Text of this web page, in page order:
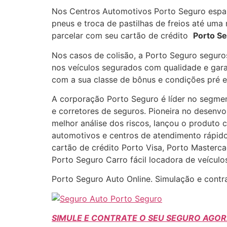
Nos Centros Automotivos Porto Seguro
pneus e troca de pastilhas de freios até
parcelar com seu cartão de crédito Porto
Nos casos de colisão, a Porto Seguro
nos veículos segurados com qualidade e
com a sua classe de bônus e condições pré
A corporação Porto Seguro é líder no
e corretores de seguros. Pioneira no
melhor análise dos riscos, lançou o produto
automotivos e centros de atendimento
cartão de crédito Porto Visa, Porto
Porto Seguro Carro fácil locadora de
Porto Seguro Auto Online. Simulação e
SIMULE E CONTRATE O SEU SEGURO